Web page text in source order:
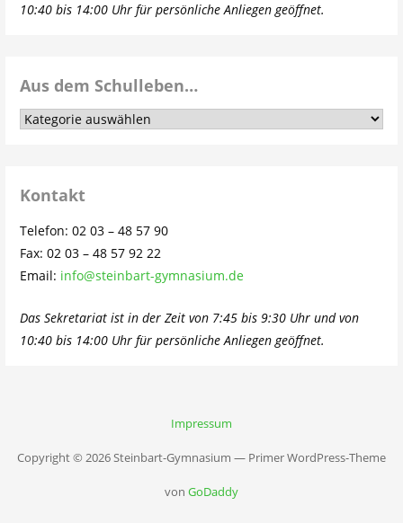
10:40 bis 14:00 Uhr für persönliche Anliegen geöffnet.
Aus dem Schulleben…
Aus
Kontakt
Telefon: 02 03 – 48 57 90
Fax: 02 03 – 48 57 92 22
Email: info@steinbart-gymnasium.de
Das Sekretariat ist in der Zeit von 7:45 bis 9:30 Uhr und von
10:40 bis 14:00 Uhr für persönliche Anliegen geöffnet.
Impressum
Copyright © 2026 Steinbart-Gymnasium — Primer WordPress-Theme
von GoDaddy